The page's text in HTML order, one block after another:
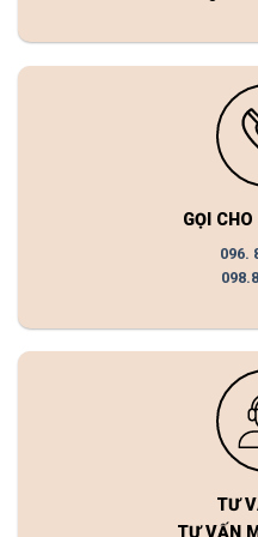
GỌI CHO
096.
TƯ